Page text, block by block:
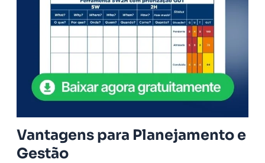
Vantagens para Planejamento e
Gestão